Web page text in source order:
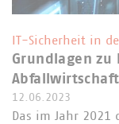
IT-Sicherheit in
Grundlagen
12.06.2023
Das im Jahr 2021